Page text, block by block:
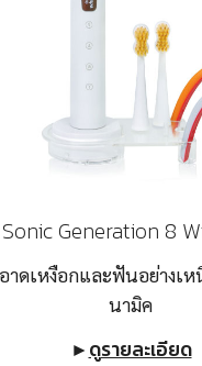
Sonic Generation 8
าดเหงือกและฟันอย่างเห
นามิค
►ดูรายละเอียด